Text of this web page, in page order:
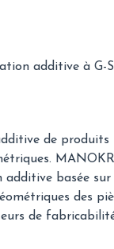
additive à
de produits
basée
des
de